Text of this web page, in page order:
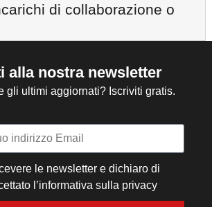
di collaborazione o
alla nostra newsletter
gli ultimi aggiornati? Iscriviti gratis.
le newsletter e dichiaro di
l’informativa sulla privacy